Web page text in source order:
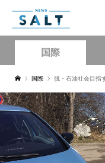
国際
国際 脱・石油社会目